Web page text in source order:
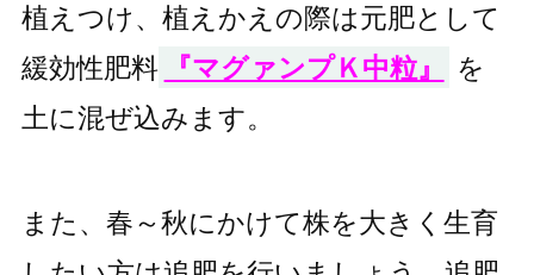
植えつけ、植えかえの際は元肥として
緩効性肥料
『マグァンプＫ中粒』
を
土に混ぜ込みます。
また、春～秋にかけて株を大きく生育